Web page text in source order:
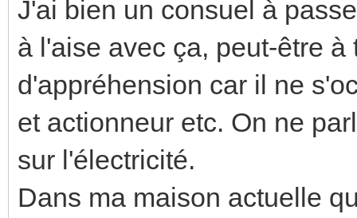
J'ai bien un consuel à
à l'aise avec ça, peut-être
d'appréhension car il ne
et actionneur etc. On ne
sur l'électricité.
Dans ma maison actuelle